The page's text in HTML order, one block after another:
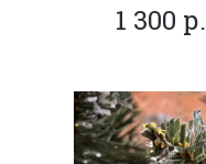
1 300 р.